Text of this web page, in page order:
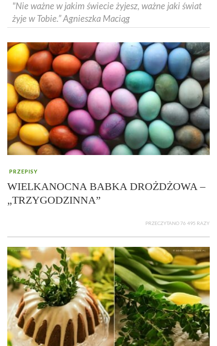
"Nie ważne w jakim świecie żyjesz, ważne jaki świat
żyje w Tobie.” Agnieszka Maciąg
PRZEPISY
WIELKANOCNA BABKA DROŻDŻOWA –
„TRZYGODZINNA”
PRZECZYTANO 76 495 RAZY